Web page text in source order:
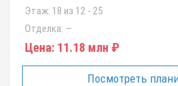
Этаж: 18 из 12 - 25
Отделка: —
Цена: 11.18 млн ₽
Посмотреть